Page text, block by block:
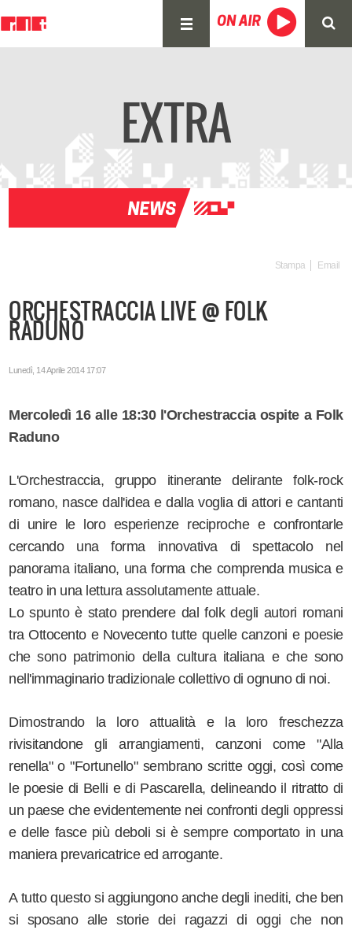
EXTRA
Stampa Email
ORCHESTRACCIA LIVE @ FOLK
RADUNO
Lunedì, 14 Aprile 2014 17:07
Mercoledì 16 alle 18:30 l'Orchestraccia ospite a Folk
Raduno
L'Orchestraccia, gruppo itinerante delirante folk-rock
romano, nasce dall'idea e dalla voglia di attori e cantanti
di unire le loro esperienze reciproche e confrontarle
cercando una forma innovativa di spettacolo nel
panorama italiano, una forma che comprenda musica e
teatro in una lettura assolutamente attuale.
Lo spunto è stato prendere dal folk degli autori romani
tra Ottocento e Novecento tutte quelle canzoni e poesie
che sono patrimonio della cultura italiana e che sono
nell'immaginario tradizionale collettivo di ognuno di noi.
Dimostrando la loro attualità e la loro freschezza
rivisitandone gli arrangiamenti, canzoni come "Alla
renella" o "Fortunello" sembrano scritte oggi, così come
le poesie di Belli e di Pascarella, delineando il ritratto di
un paese che evidentemente nei confronti degli oppressi
e delle fasce più deboli si è sempre comportato in una
maniera prevaricatrice ed arrogante.
A tutto questo si aggiungono anche degli inediti, che ben
si sposano alle storie dei ragazzi di oggi che non